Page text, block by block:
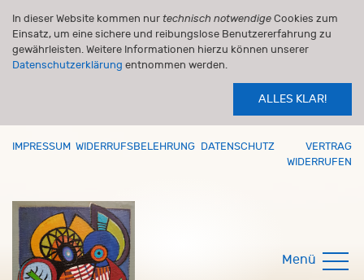
In dieser Website kommen nur technisch notwendige Cookies zum
Einsatz, um eine sichere und reibungslose Benutzererfahrung zu
gewährleisten. Weitere Informationen hierzu können unserer
Datenschutzerklärung entnommen werden.
ALLES KLAR!
IMPRESSUM WIDERRUFSBELEHRUNG DATENSCHUTZ
VERTRAG
WIDERRUFEN
Menü